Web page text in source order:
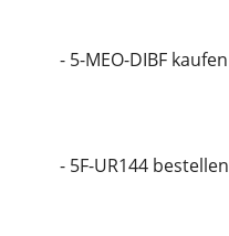
- 5-MEO-DIBF kaufen
- 5F-UR144 bestellen